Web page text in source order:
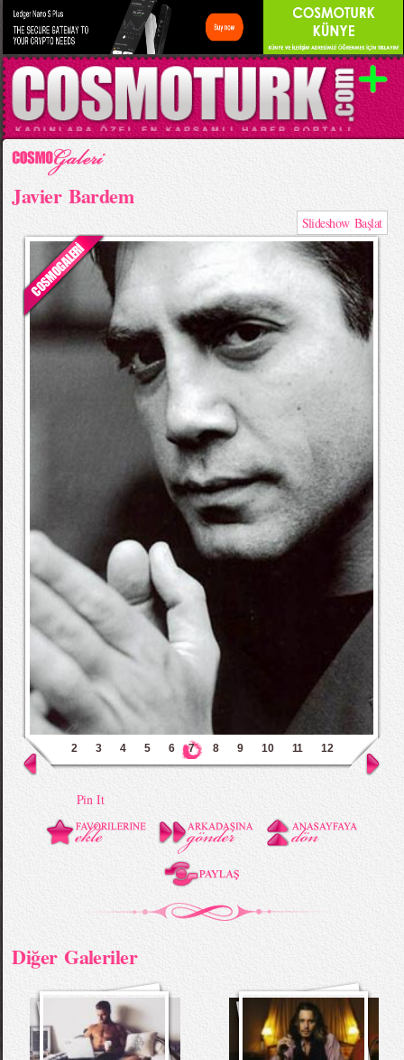
Javier Bardem
Slideshow Başlat
2 3 4 5 6 7 8 9 10 11 12
Pin It
Diğer Galeriler